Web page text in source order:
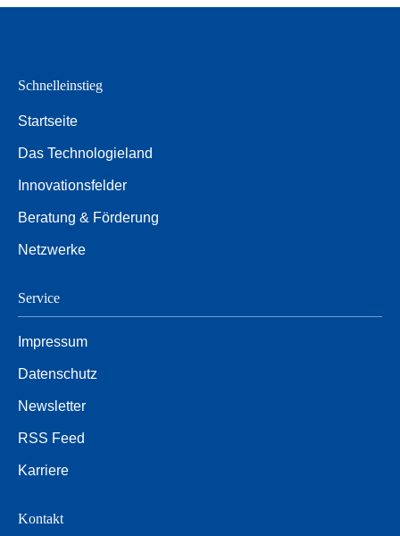
Schnelleinstieg
Startseite
Das Technologieland
Innovationsfelder
Beratung & Förderung
Netzwerke
Service
Impressum
Datenschutz
Newsletter
RSS Feed
Karriere
Kontakt